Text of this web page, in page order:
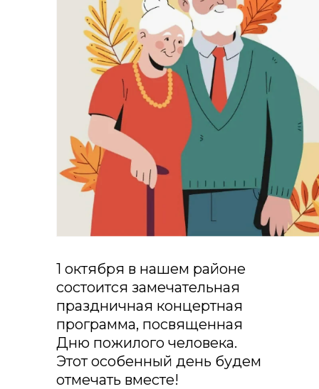
1 октября в нашем районе
состоится замечательная
праздничная концертная
программа, посвященная
Дню пожилого человека.
Этот особенный день будем
отмечать вместе!